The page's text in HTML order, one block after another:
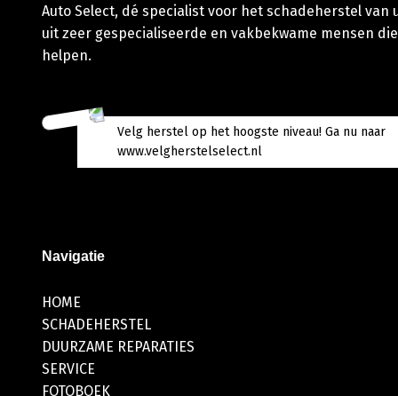
Auto Select, dé specialist voor het schadeherstel van
uit zeer gespecialiseerde en vakbekwame mensen
helpen.
Velg herstel op het hoogste niveau! Ga nu naar
www.velgherstelselect.nl
Navigatie
HOME
SCHADEHERSTEL
DUURZAME REPARATIES
SERVICE
FOTOBOEK